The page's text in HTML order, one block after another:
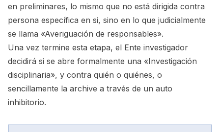
en preliminares, lo mismo que no está dirigida contra
persona específica en si, sino en lo que judicialmente
se llama «Averiguación de responsables».
Una vez termine esta etapa, el Ente investigador
decidirá si se abre formalmente una «Investigación
disciplinaria», y contra quién o quiénes, o
sencillamente la archive a través de un auto
inhibitorio.